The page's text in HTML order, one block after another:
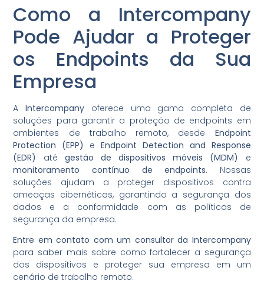
Como a Intercompany
Pode Ajudar a Proteger
os Endpoints da Sua
Empresa
AIntercompany oferece uma gama completa de
soluções para garantir a proteção de endpoints em
ambientes de trabalho remoto, desde Endpoint
Protection (EPP)
eEndpoint Detection and Response
(EDR)
até gestão de dispositivos móveis (MDM)
e
monitoramento contínuo de endpoints. Nossas
soluções ajudam a proteger dispositivos contra
ameaças cibernéticas, garantindo a segurança dos
dados e a conformidade com as políticas de
segurança da empresa.
Entre em contato com um consultor da Intercompany
para saber mais sobre como fortalecer a segurança
dos dispositivos e proteger sua empresa em um
cenário de trabalho remoto.